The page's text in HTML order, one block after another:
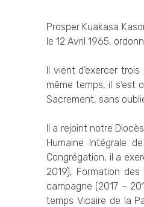
Prosper Kuakasa
le 12 Avril 1965,
Il vient d’exercer
même temps, il s’est
Sacrement, sans
Il a rejoint notre
Humaine Intégrale
Congrégation, il a
2019), Formation
campagne (2017 –
temps Vicaire de la